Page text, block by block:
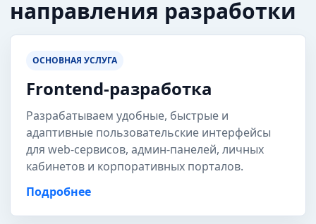
направления разработки
ОСНОВНАЯ УСЛУГА
Frontend-разработка
Разрабатываем удобные, быстрые и
адаптивные пользовательские интерфейсы
для web-сервисов, админ-панелей, личных
кабинетов и корпоративных порталов.
Подробнее